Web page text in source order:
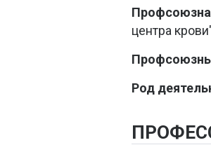
центра
Род